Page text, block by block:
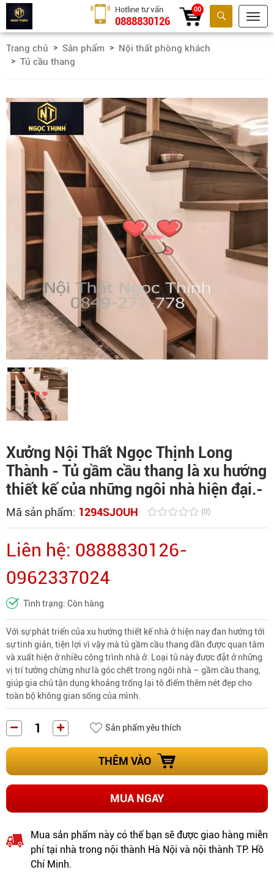
Tìm kiếm
Hotline tư vấn
0888830126
00
Trang chủ Sản phẩm
Nội thất phòng khách
Tủ cầu thang
Xưởng Nội Thất Ngọc Thịnh Long
Thành - Tủ gầm cầu thang là xu hướng
thiết kế của những ngôi nhà hiện đại.-
Mã sản phẩm: 1294SJOUH (0)
Liên hệ: 0888830126-
0962337024
Tình trạng: Còn hàng
Với sự phát triển của xu hướng thiết kế nhà ở hiện nay đan hướng tới
sự tinh giản, tiện lợi vì vậy mà tủ gầm cầu thang dần được quan tâm
và xuất hiện ở nhiều công trình nhà ở. Loại tủ này được đặt ở những
vị trí tưởng chừng như là góc chết trong ngôi nhà – gầm cầu thang,
giúp gia chủ tận dụng khoảng trống lại tô điểm thêm nét đẹp cho
toàn bộ không gian sống của mình.
Sản phẩm yêu thích
THÊM VÀO
MUA NGAY
Mua sản phẩm này có thể bạn sẽ được giao hàng miễn
phí tại nhà trong nội thành Hà Nội và nội thành TP. Hồ
Chí Minh.